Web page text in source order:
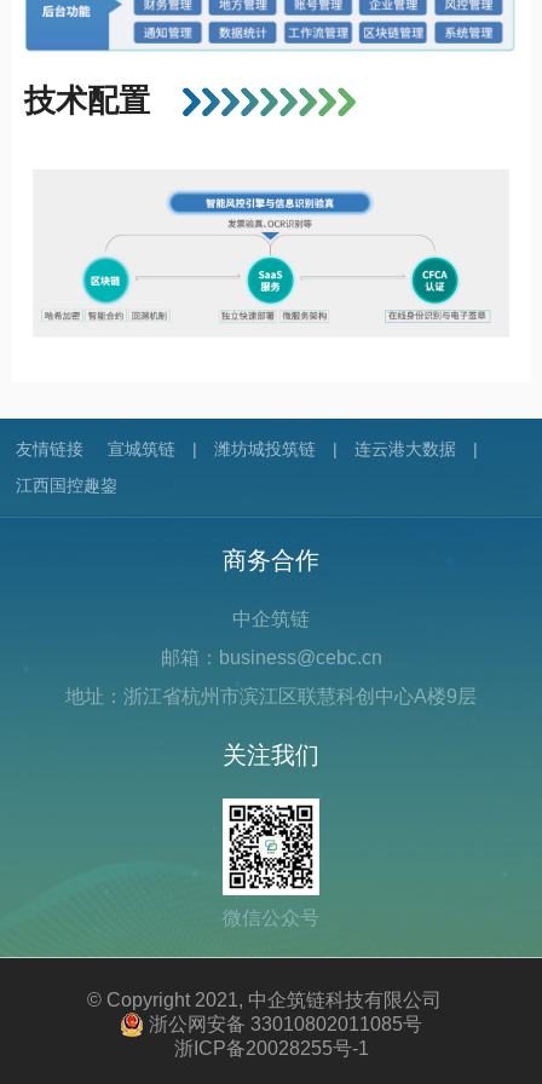
技术配置
友情链接 宣城筑链 | 潍坊城投筑链 | 连云港大数据
|
江西国控趣鋆
商务合作
中企筑链
邮箱：business@cebc.cn
地址：浙江省杭州市滨江区联慧科创中心A楼9层
关注我们
微信公众号
© Copyright 2021, 中企筑链科技有限公司
浙公网安备 33010802011085号
浙ICP备20028255号-1